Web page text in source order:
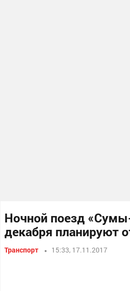
Ночной поезд
декабря планируют
Транспорт 15:33, 17.11.2017